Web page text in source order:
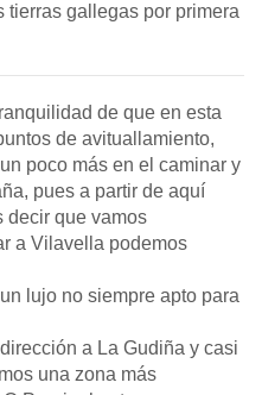
tierras gallegas por primera
de que en esta
de avituallamiento,
poco más en el caminar y
pues a partir de aquí
que vamos
a Vilavella podemos
lujo no siempre apto para
a La Gudiña y casi
una zona más